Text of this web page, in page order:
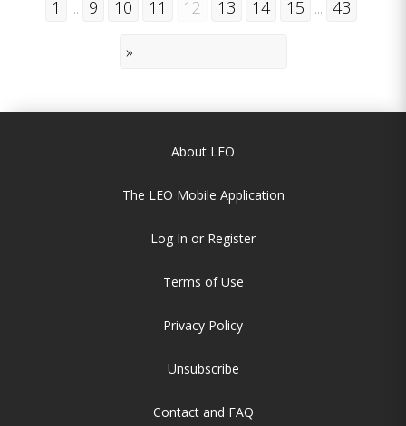
1 ... 9 10 11 12 13 14 15 ... 43
»
About LEO
The LEO Mobile Application
Log In or Register
Terms of Use
Privacy Policy
Unsubscribe
Contact and FAQ